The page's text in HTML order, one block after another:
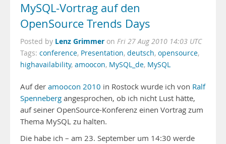
MySQL-Vortrag auf den
OpenSource Trends Days
Posted by Lenz Grimmer on Fri 27 Aug 2010 14:03 UTC
Tags: conference, Presentation, deutsch, opensource,
highavailability, amoocon, MySQL_de, MySQL
Auf der amoocon 2010 in Rostock wurde ich von Ralf
Spenneberg angesprochen, ob ich nicht Lust hätte,
auf seiner OpenSource-Konferenz einen Vortrag zum
Thema MySQL zu halten.
Die habe ich – am 23. September um 14:30 werde